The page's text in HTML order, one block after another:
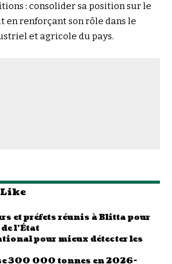
: consolider sa position sur le
en renforçant son rôle dans le
et agricole du pays.
Like
et préfets réunis à Blitta pour
l’État
pour mieux détecter les
300 000 tonnes en 2026-